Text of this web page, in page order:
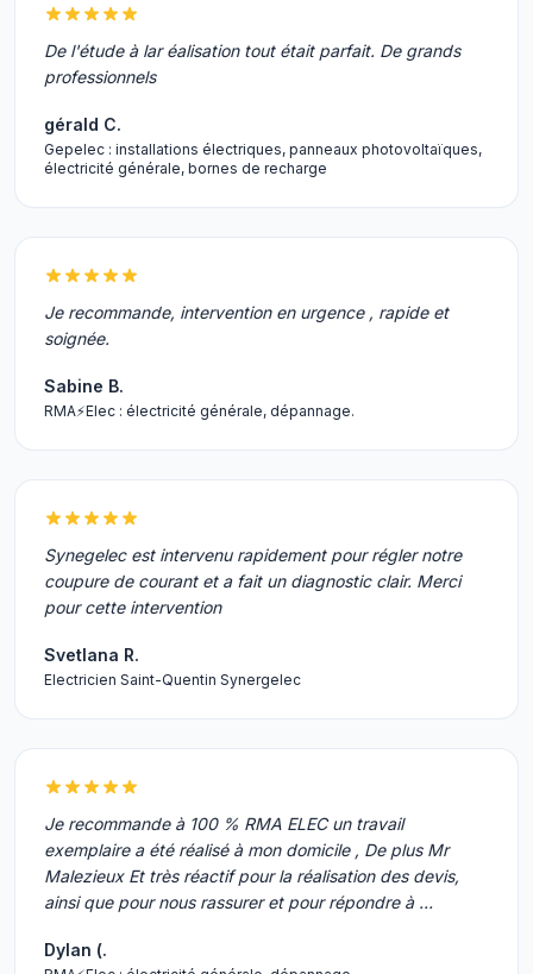
De l'étude à lar éalisation tout était parfait. De grands
professionnels
gérald C.
Gepelec : installations électriques, panneaux photovoltaïques,
électricité générale, bornes de recharge
Je recommande, intervention en urgence , rapide et
soignée.
Sabine B.
RMA⚡️Elec : électricité générale, dépannage.
Synegelec est intervenu rapidement pour régler notre
coupure de courant et a fait un diagnostic clair. Merci
pour cette intervention
Svetlana R.
Electricien Saint-Quentin Synergelec
Je recommande à 100 % RMA ELEC un travail
exemplaire a été réalisé à mon domicile , De plus Mr
Malezieux Et très réactif pour la réalisation des devis,
ainsi que pour nous rassurer et pour répondre à …
Dylan (.